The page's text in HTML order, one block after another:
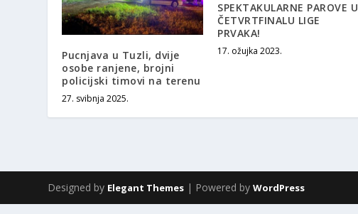
Pucnjava u Tuzli, dvije
osobe ranjene, brojni
policijski timovi na terenu
27. svibnja 2025.
SPEKTAKULARNE PAROVE U
ČETVRTFINALU LIGE
PRVAKA!
17. ožujka 2023.
Designed by Elegant Themes | Powered byWordPress